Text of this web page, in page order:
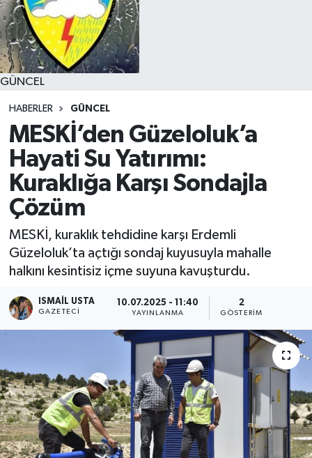
GÜNCEL
HABERLER GÜNCEL
MESKİ’den Güzeloluk’a
Hayati Su Yatırımı:
Kuraklığa Karşı Sondajla
Çözüm
MESKİ, kuraklık tehdidine karşı Erdemli
Güzeloluk’ta açtığı sondaj kuyusuyla mahalle
halkını kesintisiz içme suyuna kavuşturdu.
ISMAIL USTA
GAZETECI
10.07.2025 - 11:40
YAYINLANMA
2
GÖSTERIM